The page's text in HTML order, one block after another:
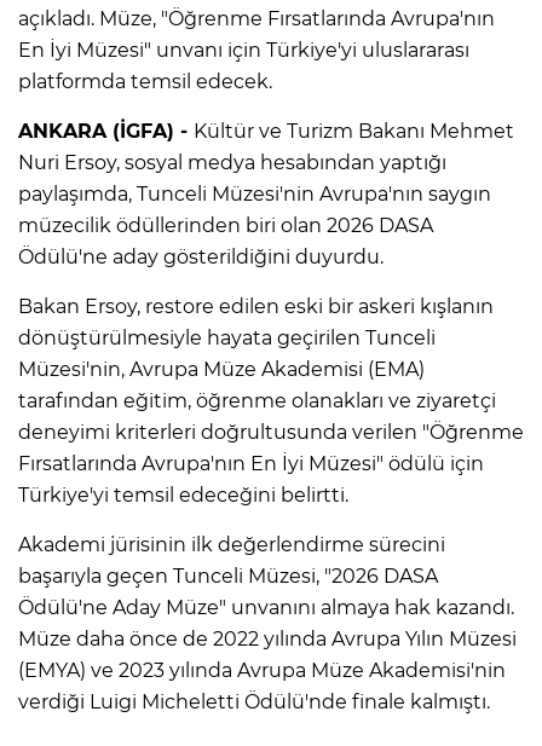
açıkladı. Müze, "Öğrenme Fırsatlarında Avrupa'nın
En İyi Müzesi" unvanı için Türkiye'yi uluslararası
platformda temsil edecek.
ANKARA (İGFA) - Kültür ve Turizm Bakanı Mehmet
Nuri Ersoy, sosyal medya hesabından yaptığı
paylaşımda, Tunceli Müzesi'nin Avrupa'nın saygın
müzecilik ödüllerinden biri olan 2026 DASA
Ödülü'ne aday gösterildiğini duyurdu.
Bakan Ersoy, restore edilen eski bir askeri kışlanın
dönüştürülmesiyle hayata geçirilen Tunceli
Müzesi'nin, Avrupa Müze Akademisi (EMA)
tarafından eğitim, öğrenme olanakları ve ziyaretçi
deneyimi kriterleri doğrultusunda verilen "Öğrenme
Fırsatlarında Avrupa'nın En İyi Müzesi" ödülü için
Türkiye'yi temsil edeceğini belirtti.
Akademi jürisinin ilk değerlendirme sürecini
başarıyla geçen Tunceli Müzesi, "2026 DASA
Ödülü'ne Aday Müze" unvanını almaya hak kazandı.
Müze daha önce de 2022 yılında Avrupa Yılın Müzesi
(EMYA) ve 2023 yılında Avrupa Müze Akademisi'nin
verdiği Luigi Micheletti Ödülü'nde finale kalmıştı.